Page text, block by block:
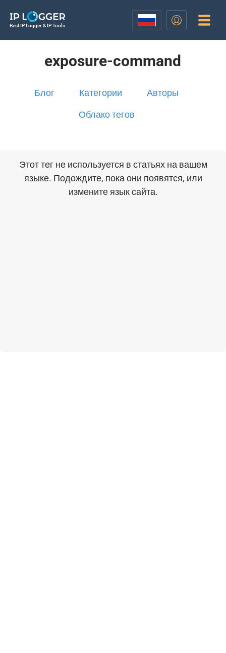
Best IP Logger & IP Tools
exposure-command
Блог Категории Авторы
Облако тегов